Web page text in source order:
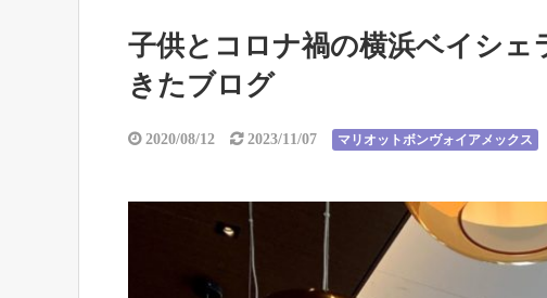
子供とコロナ禍の横浜ベイシ
きたブログ
2020/08/12 2023/11/07 マリオットボンヴォイアメックス